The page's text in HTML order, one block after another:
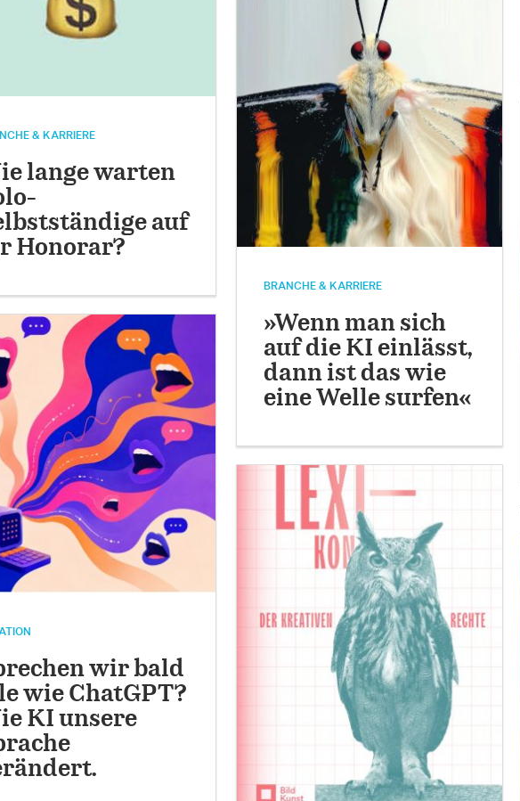
& KARRIERE
lange warten
auf
Honorar?
BRANCHE & KARRIERE
»Wenn man sich
auf die KI einlässt,
dann ist das wie
eine Welle surfen«
wir bald
wie ChatGPT?
KI unsere